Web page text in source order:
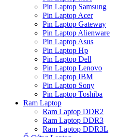
Pin Laptop Samsung
Pin Laptop Acer
Pin Laptop Gateway
Pin Laptop Alienware
Pin Laptop Asus
Pin Laptop Hp
Pin Laptop Dell
Pin Laptop Lenovo
Pin Laptop IBM
Pin Laptop Sony
Pin Laptop Toshiba
Ram Laptop
Ram Laptop DDR2
Ram Laptop DDR3
Ram Laptop DDR3L